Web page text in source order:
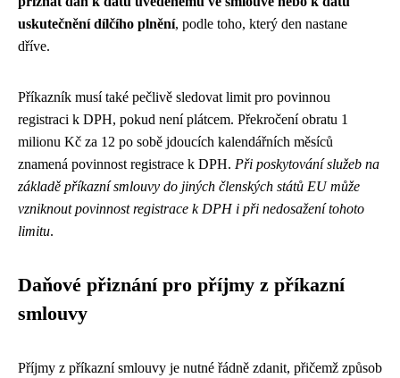
uskutečnění dílčího plnění, podle toho, který den nastane
dříve.
Příkazník musí také pečlivě sledovat limit pro povinnou
registraci k DPH, pokud není plátcem. Překročení obratu 1
milionu Kč za 12 po sobě jdoucích kalendářních měsíců
znamená povinnost registrace k DPH. Při poskytování služeb na
základě příkazní smlouvy do jiných členských států EU může
vzniknout povinnost registrace k DPH i při nedosažení tohoto
limitu.
Daňové přiznání pro příjmy z příkazní
smlouvy
Příjmy z příkazní smlouvy je nutné řádně zdanit, přičemž způsob